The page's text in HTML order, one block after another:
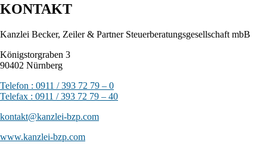
KONTAKT
Kanzlei Becker, Zeiler & Partner Steuerberatungsgesellschaft mbB
Königstorgraben 3
90402 Nürnberg
Telefon : 0911 / 393 72 79 – 0
Telefax : 0911 / 393 72 79 – 40
kontakt@kanzlei-bzp.com
www.kanzlei-bzp.com